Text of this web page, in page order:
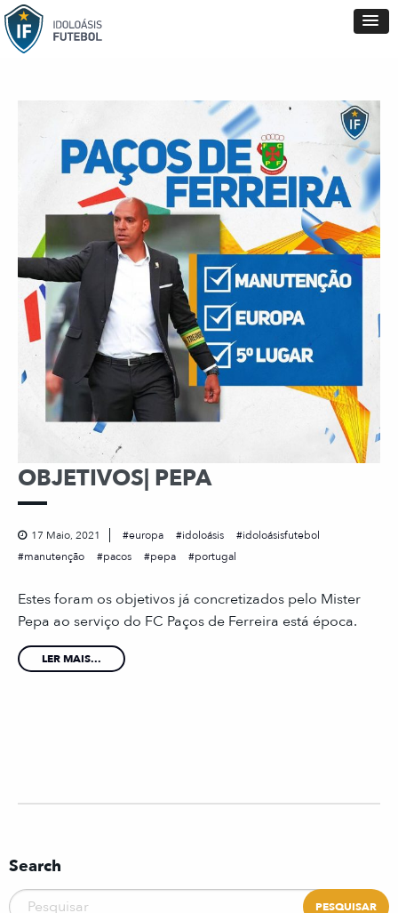
OBJETIVOS| PEPA
17 Maio, 2021 europa idoloásis
idoloásisfutebol
manutenção
pacos pepa portugal
Estes foram os objetivos já concretizados pelo Mister
Pepa ao serviço do FC Paços de Ferreira está época.
LER MAIS...
Search